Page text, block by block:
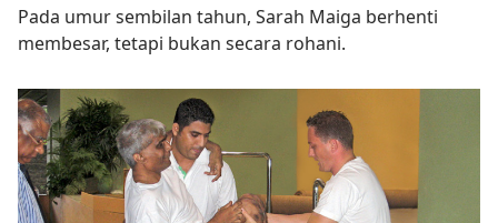
Pada umur sembilan tahun, Sarah Maiga berhenti
membesar, tetapi bukan secara rohani.